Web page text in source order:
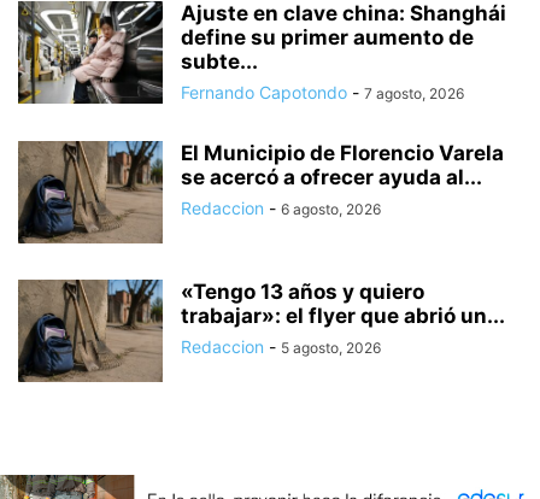
Ajuste en clave china: Shanghái
define su primer aumento de
subte...
Fernando Capotondo - 7 agosto, 2026
El Municipio de Florencio Varela
se acercó a ofrecer ayuda al...
Redaccion - 6 agosto, 2026
«Tengo 13 años y quiero
trabajar»: el flyer que abrió un...
Redaccion - 5 agosto, 2026